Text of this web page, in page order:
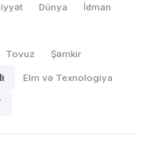
Dünya İdman
Tovuz Şəmkir
Elm və Texnologiya